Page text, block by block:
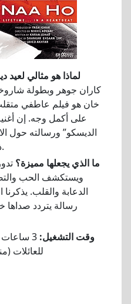
لماذا هو مثالي لعيد
كاران جوهر وبطولة
خان هو فيلم عاطفي
على أكمل وجه. إن
الديسكو” ورسالته حول
ذا مغزى في مهرجان ديوالي.
ما الذي يجعلها مميزة؟
ويستكشف الحب
الدعابة والقلب. يذكرنا
رسالة يتردد صداها
وقت التشغيل:
للعائلات (مناسب